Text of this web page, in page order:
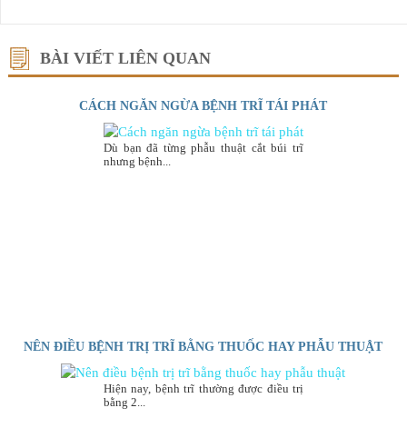
BÀI VIẾT LIÊN QUAN
CÁCH NGĂN NGỪA BỆNH TRĨ TÁI PHÁT
Dù bạn đã từng phẫu thuật cắt búi trĩ
nhưng bệnh...
NÊN ĐIỀU BỆNH TRỊ TRĨ BẰNG THUỐC HAY PHẪU THUẬT
Hiện nay, bệnh trĩ thường được điều trị
bằng 2...